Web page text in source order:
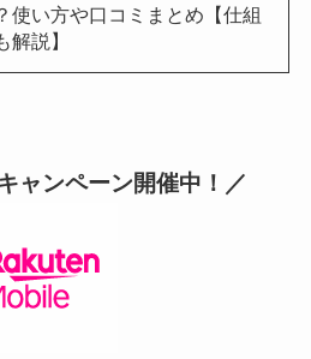
使い方や口コミまとめ【仕組
解説】
ャンペーン開催中！／